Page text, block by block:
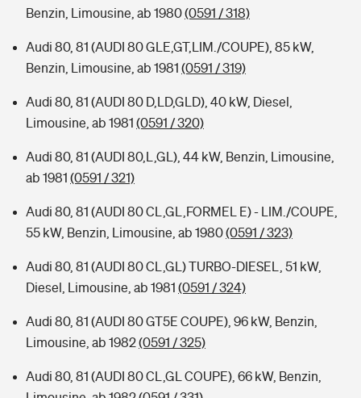
Benzin, Limousine, ab 1980(0591 / 318)
Audi 80, 81 (AUDI 80 GLE,GT,LIM./COUPE), 85 kW,
Benzin, Limousine, ab 1981 (0591 / 319)
Audi 80, 81 (AUDI 80 D,LD,GLD), 40 kW, Diesel,
Limousine, ab 1981 (0591 / 320)
Audi 80, 81 (AUDI 80,L,GL), 44 kW, Benzin, Limousine,
ab 1981 (0591 / 321)
Audi 80, 81 (AUDI 80 CL,GL,FORMEL E) - LIM./COUPE,
55 kW, Benzin, Limousine, ab 1980(0591 / 323)
Audi 80, 81 (AUDI 80 CL,GL) TURBO-DIESEL, 51 kW,
Diesel, Limousine, ab 1981 (0591 / 324)
Audi 80, 81 (AUDI 80 GT5E COUPE), 96 kW, Benzin,
Limousine, ab 1982(0591 / 325)
Audi 80, 81 (AUDI 80 CL,GL COUPE), 66 kW, Benzin,